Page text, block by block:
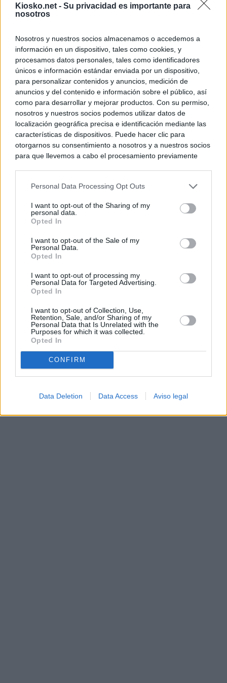
Kiosko.net - Su privacidad es importante para
nosotros
Nosotros y nuestros socios almacenamos o accedemos a
información en un dispositivo, tales como cookies, y
procesamos datos personales, tales como identificadores
únicos e información estándar enviada por un dispositivo,
para personalizar contenidos y anuncios, medición de
anuncios y del contenido e información sobre el público, así
como para desarrollar y mejorar productos. Con su permiso,
nosotros y nuestros socios podemos utilizar datos de
localización geográfica precisa e identificación mediante las
características de dispositivos. Puede hacer clic para
otorgarnos su consentimiento a nosotros y a nuestros socios
para que llevemos a cabo el procesamiento previamente
negar su consentimiento. Tenga en cuenta que algún
de su consentimiento, pero usted tiene el derecho de
rechazar tal procesamiento. Sus preferencias se aplicarán
cualquier momento entrando de nuevo en este sitio web o
visitando nuestra política de privacidad.
Personal Data Processing Opt Outs
I want to opt-out of the Sharing of my
personal data.
Opted In
I want to opt-out of the Sale of my
Personal Data.
Opted In
I want to opt-out of processing my
Personal Data for Targeted Advertising.
Opted In
I want to opt-out of Collection, Use,
Retention, Sale, and/or Sharing of my
Personal Data that Is Unrelated with the
Purposes for which it was collected.
Opted In
CONFIRM
Data Deletion Data Access Aviso legal